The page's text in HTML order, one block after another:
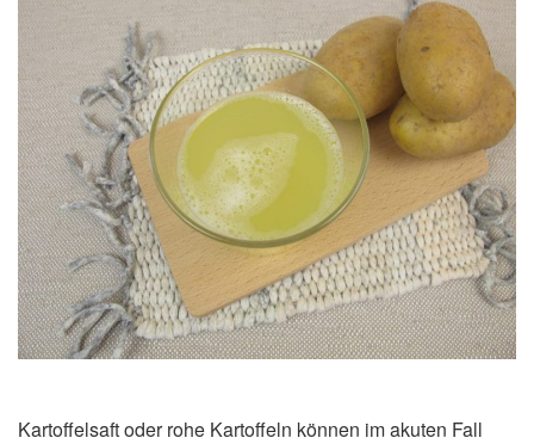
Kartoffelsaft oder rohe Kartoffeln können im akuten Fall